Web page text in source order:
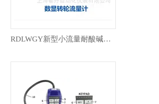
RDLWGY新型小流量耐酸碱四氟涡轮流量计